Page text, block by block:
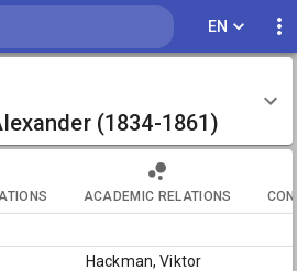
EN
(1834-1861)
ACADEMIC RELATIONS
Hackman, Viktor